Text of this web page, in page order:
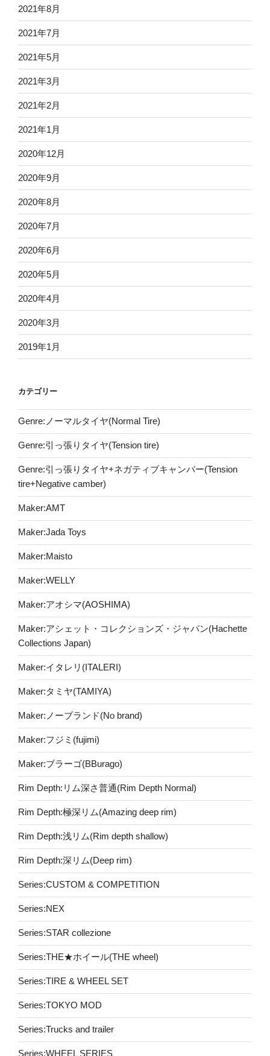
2021年8月
2021年7月
2021年5月
2021年3月
2021年2月
2021年1月
2020年12月
2020年9月
2020年8月
2020年7月
2020年6月
2020年5月
2020年4月
2020年3月
2019年1月
カテゴリー
Genre:ノーマルタイヤ(Normal Tire)
Genre:引っ張りタイヤ(Tension tire)
Genre:引っ張りタイヤ+ネガティブキャンバー(Tension
tire+Negative camber)
Maker:AMT
Maker:Jada Toys
Maker:Maisto
Maker:WELLY
Maker:アオシマ(AOSHIMA)
Maker:アシェット・コレクションズ・ジャパン(Hachette
Collections Japan)
Maker:イタレリ(ITALERI)
Maker:タミヤ(TAMIYA)
Maker:ノーブランド(No brand)
Maker:フジミ(fujimi)
Maker:ブラーゴ(BBurago)
Rim Depth:リム深さ普通(Rim Depth Normal)
Rim Depth:極深リム(Amazing deep rim)
Rim Depth:浅リム(Rim depth shallow)
Rim Depth:深リム(Deep rim)
Series:CUSTOM & COMPETITION
Series:NEX
Series:STAR collezione
Series:THE★ホイール(THE wheel)
Series:TIRE & WHEEL SET
Series:TOKYO MOD
Series:Trucks and trailer
Series:WHEEL SERIES